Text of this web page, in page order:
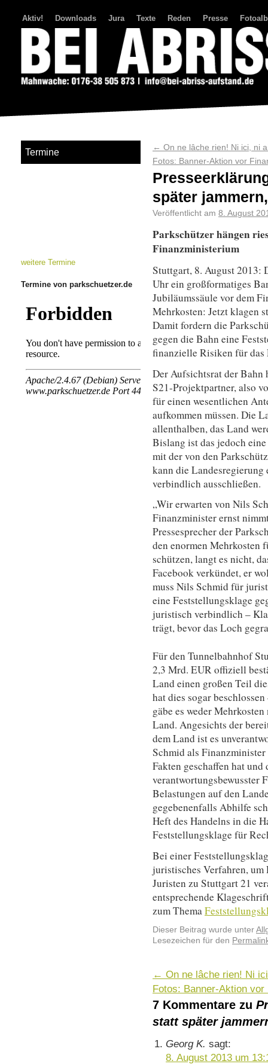
Aktiv! Downloads Jura Texte Reden Presse
← On ne lâche rien! Ni ici, ni
Fotos: Banner-Aktion vor
später
Veröffentlicht am 8. August
Parkschützer hängen
Finanzministerium
Stuttgart, 8. August 2013:
Uhr ein großformatiges
Jubiläumssäule vor dem
Mehrkosten: Jetzt klagen
Damit fordern die
gegen die Bahn eine
finanzielle Risiken für das
Der Aufsichtsrat der Bahn
S21-Projektpartner, also
für einen wesentlichen
aufkommen müssen. Die
allenthalben, das Land
Bislang ist das jedoch
mit der von den
kann die
verbindlich ausschließen.
„Wir erwarten von Nils
Finanzminister ernst
Pressesprecher der
den enormen Mehrkosten
schützen, langt es nicht,
Facebook verkündet, er
muss Nils Schmid für
eine Feststellungsklage
juristisch verbindlich –
trägt, bevor das Loch
Für den Tunnelbahnhof
2,3 Mrd. EUR offiziell
Land einen großen Teil
hat dies sogar
gäbe es weder
Land. Angesichts der
dem Land ist es
Schmid als
Fakten geschaffen hat
verantwortungsbewusster
Belastungen auf den
gegebenenfalls Abhilfe
Heft des Handelns in die
Feststellungsklage für
Bei einer
juristisches Verfahren, um
Juristen zu Stuttgart 21
entsprechende
zum Thema
Dieser Beitrag wurde unter
Lesezeichen für den
← On ne lâche rien! Ni
Fotos: Banner-Aktion
7 Kommentare zu
statt später
Georg K. sagt:
8. August 2013 um
Termine
weitere Termine
Termine von parkschuetzer.de